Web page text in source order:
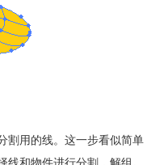
用的线。这一步看似简单